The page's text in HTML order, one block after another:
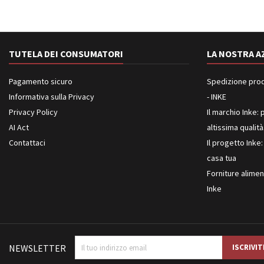
TUTELA DEI CONSUMATORI
Pagamento sicuro
Informativa sulla Privacy
Privacy Policy
AI Act
Contattaci
LA NOSTRA
Spedizione
- INKE
Il marchio Inke:
altissima
Il progetto
casa tua
Forniture
Inke
NEWSLETTER